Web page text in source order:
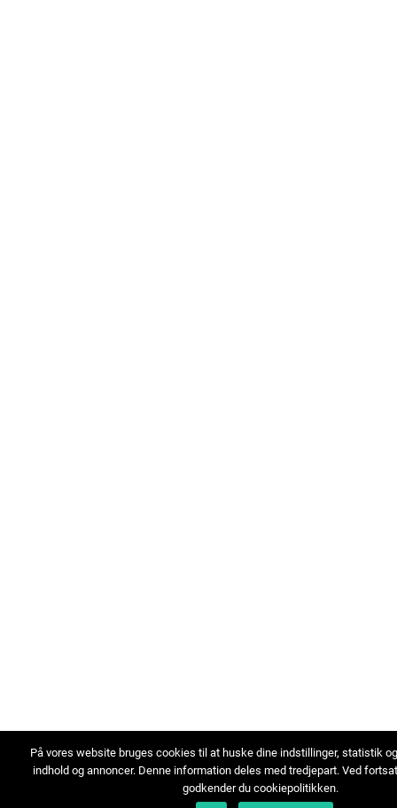
På vores website bruges cookies til at huske dine indstillinger, statistik
indhold og annoncer. Denne information deles med tredjepart. Ved
godkender du cookiepolitikken.